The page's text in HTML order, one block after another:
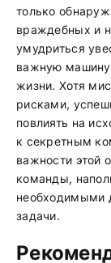
только
враждебных и
умудриться
важную машину
жизни. Хотя
рисками,
повлиять на
к секретным
важности этой
команды,
необходимыми
задачи.